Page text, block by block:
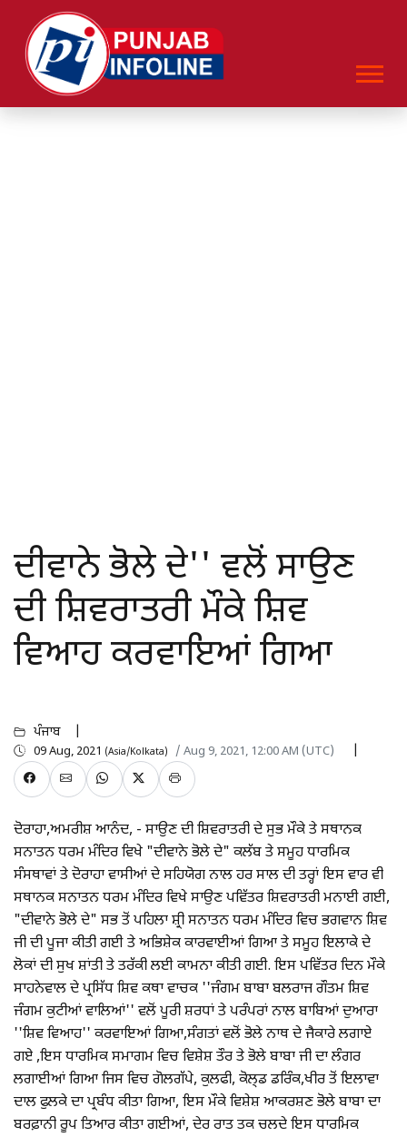
ਦੀਵਾਨੇ ਭੋਲੇ ਦੇ'' ਵਲੋਂ ਸਾਉਣ
ਦੀ ਸ਼ਿਵਰਾਤਰੀ ਮੌਕੇ ਸ਼ਿਵ
ਵਿਆਹ ਕਰਵਾਇਆਂ ਗਿਆ
ਪੰਜਾਬ
09 Aug, 2021 (Asia/Kolkata) / Aug 9, 2021, 12:00 AM (UTC)
ਦੋਰਾਹਾ,ਅਮਰੀਸ਼ ਆਨੰਦ, - ਸਾਉਣ ਦੀ ਸ਼ਿਵਰਾਤਰੀ ਦੇ ਸੁਭ ਮੌਕੇ ਤੇ ਸਥਾਨਕ
ਸਨਾਤਨ ਧਰਮ ਮੰਦਿਰ ਵਿਖੇ "ਦੀਵਾਨੇ ਭੋਲੇ ਦੇ" ਕਲੱਬ ਤੇ ਸਮੂਹ ਧਾਰਮਿਕ
ਸੰਸਥਾਵਾਂ ਤੇ ਦੋਰਾਹਾ ਵਾਸੀਆਂ ਦੇ ਸਹਿਯੋਗ ਨਾਲ ਹਰ ਸਾਲ ਦੀ ਤਰ੍ਹਾਂ ਇਸ ਵਾਰ ਵੀ
ਸਥਾਨਕ ਸਨਾਤਨ ਧਰਮ ਮੰਦਿਰ ਵਿਖੇ ਸਾਉਣ ਪਵਿੱਤਰ ਸ਼ਿਵਰਾਤਰੀ ਮਨਾਈ ਗਈ,
"ਦੀਵਾਨੇ ਭੋਲੇ ਦੇ" ਸਭ ਤੋਂ ਪਹਿਲਾ ਸ਼੍ਰੀ ਸਨਾਤਨ ਧਰਮ ਮੰਦਿਰ ਵਿਚ ਭਗਵਾਨ ਸ਼ਿਵ
ਜੀ ਦੀ ਪੂਜਾ ਕੀਤੀ ਗਈ ਤੇ ਅਭਿਸ਼ੇਕ ਕਾਰਵਾਈਆਂ ਗਿਆ ਤੇ ਸਮੂਹ ਇਲਾਕੇ ਦੇ
ਲੋਕਾਂ ਦੀ ਸੁਖ ਸ਼ਾਂਤੀ ਤੇ ਤਰੱਕੀ ਲਈ ਕਾਮਨਾ ਕੀਤੀ ਗਈ. ਇਸ ਪਵਿੱਤਰ ਦਿਨ ਮੌਕੇ
ਸਾਹਨੇਵਾਲ ਦੇ ਪ੍ਰਸਿੱਧ ਸ਼ਿਵ ਕਥਾ ਵਾਚਕ ''ਜੰਗਮ ਬਾਬਾ ਬਲਰਾਜ ਗੌਤਮ ਸ਼ਿਵ
ਜੰਗਮ ਕੁਟੀਆਂ ਵਾਲਿਆਂ'' ਵਲੋਂ ਪੂਰੀ ਸ਼ਰਧਾਂ ਤੇ ਪਰੰਪਰਾਂ ਨਾਲ ਬਾਬਿਆਂ ਦੁਆਰਾ
''ਸ਼ਿਵ ਵਿਆਹ'' ਕਰਵਾਇਆਂ ਗਿਆ,ਸੰਗਤਾਂ ਵਲੋਂ ਭੋਲੇ ਨਾਥ ਦੇ ਜੈਕਾਰੇ ਲਗਾਏ
ਗਏ ,ਇਸ ਧਾਰਮਿਕ ਸਮਾਗਮ ਵਿਚ ਵਿਸ਼ੇਸ਼ ਤੌਰ ਤੇ ਭੋਲੇ ਬਾਬਾ ਜੀ ਦਾ ਲੰਗਰ
ਲਗਾਈਆਂ ਗਿਆ ਜਿਸ ਵਿਚ ਗੋਲਗੱਪੇ, ਕੁਲਫੀ, ਕੋਲ੍ਡ ਡਰਿੰਕ,ਖੀਰ ਤੋਂ ਇਲਾਵਾ
ਦਾਲ ਫੁਲਕੇ ਦਾ ਪ੍ਰਬੰਧ ਕੀਤਾ ਗਿਆ, ਇਸ ਮੌਕੇ ਵਿਸ਼ੇਸ਼ ਆਕਰਸ਼ਣ ਭੋਲੇ ਬਾਬਾ ਦਾ
ਬਰਫ਼ਾਨੀ ਰੂਪ ਤਿਆਰ ਕੀਤਾ ਗਈਆਂ, ਦੇਰ ਰਾਤ ਤਕ ਚਲਦੇ ਇਸ ਧਾਰਮਿਕ